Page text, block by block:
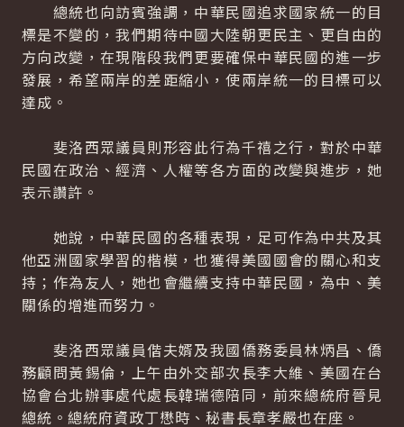
總統也向訪賓強調，中華民國追求國家統一的目
標是不變的，我們期待中國大陸朝更民主、更自由的
方向改變，在現階段我們更要確保中華民國的進一步
發展，希望兩岸的差距縮小，使兩岸統一的目標可以
達成。
斐洛西眾議員則形容此行為千禧之行，對於中華
民國在政治、經濟、人權等各方面的改變與進步，她
表示讚許。
她說，中華民國的各種表現，足可作為中共及其
他亞洲國家學習的楷模，也獲得美國國會的關心和支
持；作為友人，她也會繼續支持中華民國，為中、美
關係的增進而努力。
斐洛西眾議員偕夫婿及我國僑務委員林炳昌、僑
務顧問黃錫倫，上午由外交部次長李大維、美國在台
協會台北辦事處代處長韓瑞德陪同，前來總統府晉見
總統。總統府資政丁懋時、秘書長章孝嚴也在座。